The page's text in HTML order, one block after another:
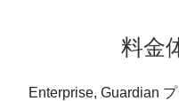
料金
Enterprise, Guardian